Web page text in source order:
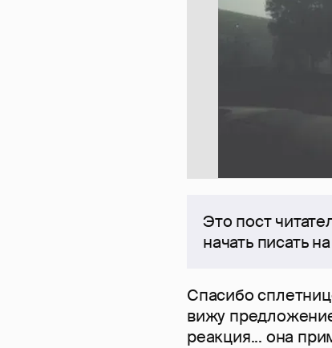
Это пост
начать писать
Спасибо
вижу
реакция... она